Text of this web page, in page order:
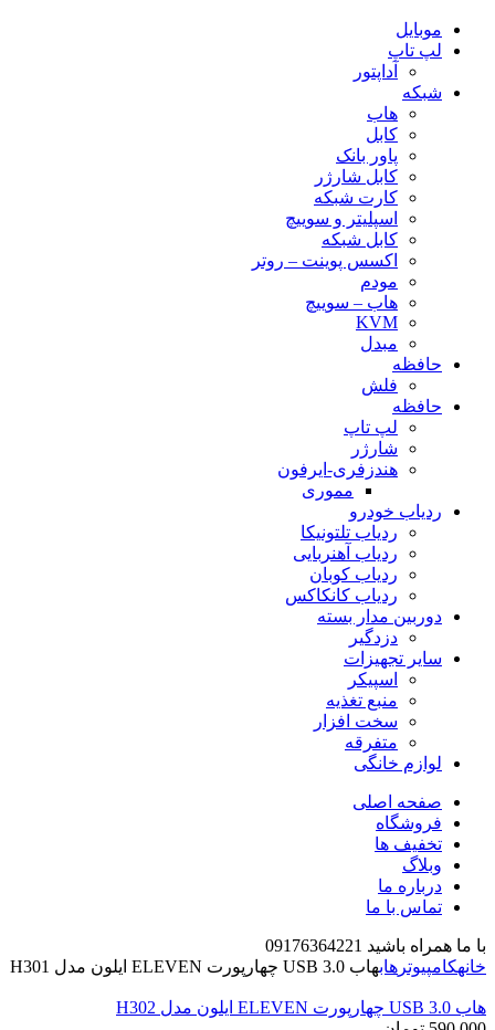
موبایل
لپ تاپ
آداپتور
شبکه
هاب
کابل
پاور بانک
کابل شارژر
کارت شبکه
اسپلیتر و سوییچ
کابل شبکه
اکسس پوینت – روتر
مودم
هاب – سوییچ
KVM
مبدل
حافظه
فلش
حافظه
لپ تاپ
شارژر
هندزفری-ایرفون
مموری
ردیاب خودرو
ردیاب تلتونیکا
ردیاب آهنربایی
ردیاب کوبان
ردیاب کانکاکس
دوربین مدار بسته
دزدگیر
سایر تجهیزات
اسپیکر
منبع تغذیه
سخت افزار
متفرقه
لوازم خانگی
صفحه اصلی
فروشگاه
تخفیف ها
وبلاگ
درباره ما
تماس با ما
با ما همراه باشید 09176364221
خانهکامپیوتر هابهاب USB 3.0 چهارپورت ELEVEN ایلون مدل H301
هاب USB 3.0 چهارپورت ELEVEN ایلون مدل H302